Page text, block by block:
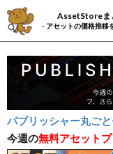
AssetStoreま
- アセットの価格推移
パブリッシャー丸ご
今週の無料アセットプ